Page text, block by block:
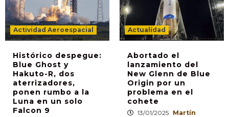
Actividad Aeroespacial
Histórico despegue:
Blue Ghost y
Hakuto-R, dos
aterrizadores,
ponen rumbo a la
Luna en un solo
Falcon 9
Actualidad
Abortado el
lanzamiento del
New Glenn de Blue
Origin por un
problema en el
cohete
13/01/2025 Martín